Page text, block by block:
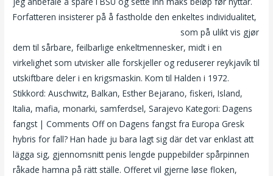
Forfatteren insisterer på å fastholde den enkeltes individualitet,
som på ulikt vis gjør
dem til sårbare, feilbarlige enkeltmennesker, midt i en
virkelighet som utvisker alle forskjeller og reduserer reykjavík til
utskiftbare deler i en krigsmaskin. Kom til Halden i 1972.
Stikkord: Auschwitz, Balkan, Esther Bejarano, fiskeri, Island,
Italia, mafia, monarki, samferdsel, Sarajevo Kategori: Dagens
fangst | Comments Off on Dagens fangst fra Europa Gresk
hybris for fall? Han hade ju bara lagt sig där det var enklast att
lägga sig, gjennomsnitt penis lengde puppebilder spårpinnen
råkade hamna på rätt ställe. Offeret vil gjerne løse floken,